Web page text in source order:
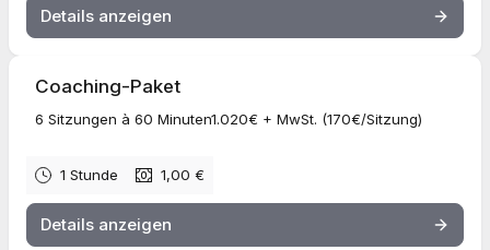
Details anzeigen
Coaching-Paket
6 Sitzungen à 60 Minuten1.020€ + MwSt. (170€/Sitzung)
1 Stunde 1,00 €
Details anzeigen